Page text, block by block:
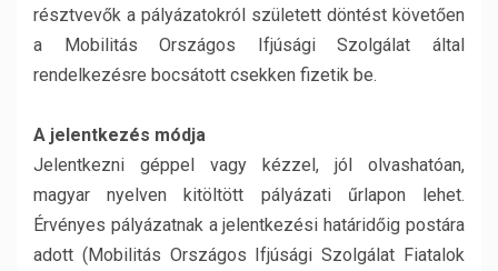
résztvevők a pályázatokról született döntést követően
a Mobilitás Országos Ifjúsági Szolgálat által
rendelkezésre bocsátott csekken fizetik be.
A jelentkezés módja
Jelentkezni géppel vagy kézzel, jól olvashatóan,
magyar nyelven kitöltött pályázati űrlapon lehet.
Érvényes pályázatnak a jelentkezési határidőig postára
adott (Mobilitás Országos Ifjúsági Szolgálat Fiatalok